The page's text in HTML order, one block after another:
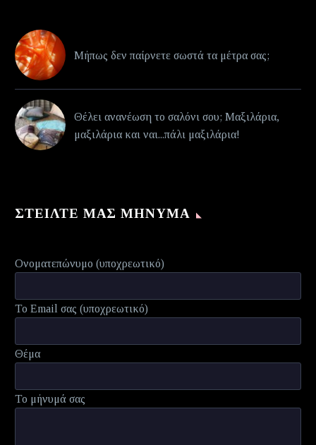
Μήπως δεν παίρνετε σωστά τα μέτρα σας;
Θέλει ανανέωση το σαλόνι σου; Μαξιλάρια,
μαξιλάρια και ναι...πάλι μαξιλάρια!
ΣΤΕΊΛΤΕ ΜΑΣ ΜΉΝΥΜΑ
Ονοματεπώνυμο (υποχρεωτικό)
Το Email σας (υποχρεωτικό)
Θέμα
Το μήνυμά σας